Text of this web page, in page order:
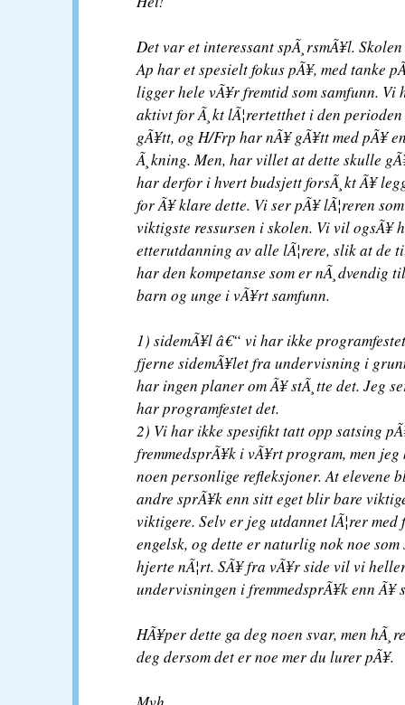
Det var et interessant spÃ¸rsmÃ¥l.
Ap har et spesielt fokus pÃ¥, med tanke
ligger hele vÃ¥r fremtid som samfunn. Vi
aktivt for Ã¸kt lÃ¦rertetthet i den
gÃ¥tt, og H/Frp har nÃ¥ gÃ¥tt med pÃ¥
Ã¸kning. Men, har villet at dette skulle
har derfor i hvert budsjett forsÃ¸kt Ã¥
for Ã¥ klare dette. Vi ser pÃ¥ lÃ¦reren
viktigste ressursen i skolen. Vi vil ogsÃ¥
etterutdanning av alle lÃ¦rere, slik at de
har den kompetanse som er nÃ¸dvendig
barn og unge i vÃ¥rt samfunn.
1) sidemÃ¥l â€“ vi har ikke
fjerne sidemÃ¥let fra undervisning i
har ingen planer om Ã¥ stÃ¸tte det. Jeg
har programfestet det.
2) Vi har ikke spesifikt tatt opp satsing
fremmedsprÃ¥k i vÃ¥rt program, men jeg
noen personlige refleksjoner. At elevene
andre sprÃ¥k enn sitt eget blir bare
viktigere. Selv er jeg utdannet lÃ¦rer med
engelsk, og dette er naturlig nok noe
hjerte nÃ¦rt. SÃ¥ fra vÃ¥r side vil vi
undervisningen i fremmedsprÃ¥k enn Ã¥
HÃ¥per dette ga deg noen svar, men
deg dersom det er noe mer du lurer pÃ¥.